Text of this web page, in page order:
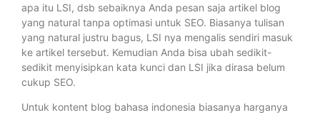
apa itu LSI, dsb sebaiknya Anda pesan saja artikel blog
yang natural tanpa optimasi untuk SEO. Biasanya tulisan
yang natural justru bagus, LSI nya mengalis sendiri masuk
ke artikel tersebut. Kemudian Anda bisa ubah sedikit-
sedikit menyisipkan kata kunci dan LSI jika dirasa belum
cukup SEO.
Untuk kontent blog bahasa indonesia biasanya harganya